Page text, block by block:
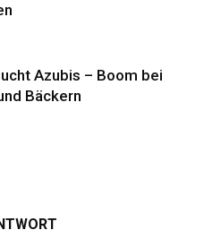
Azubis – Boom bei
Bäckern